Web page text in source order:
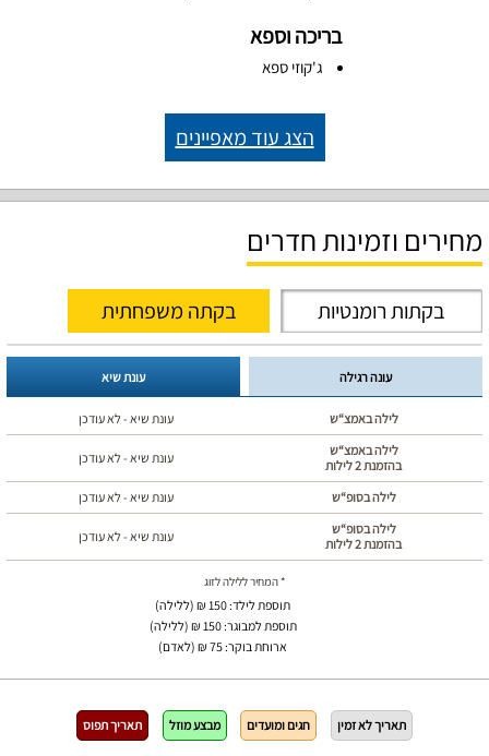
בריכה וספא
ג'קוזי ספא
הצג עוד מאפיינים
מחירים וזמינות חדרים
בקתות רומנטיות בקתה משפחתית
עונת שיא עונה רגילה
לילה באמצ“ש
עונת שיא - לא עודכן
לילה באמצ“ש
בהזמנת 2 לילות
עונת שיא - לא עודכן
לילה בסופ“ש
עונת שיא - לא עודכן
לילה בסופ“ש
בהזמנת 2 לילות
עונת שיא - לא עודכן
* המחיר ללילה לזוג
תוספת לילד: 150 ₪ (ללילה)
תוספת למבוגר: 150 ₪ (ללילה)
ארוחת בוקר: 75 ₪ (לאדם)
תאריך לא זמין חגים ומועדים מבצע מוזל תאריך תפוס